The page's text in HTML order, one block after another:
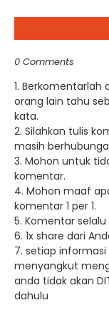
0 Comments
1.
orang lain tahu
kata.
2. Silahkan tulis
masih
3. Mohon untuk
komentar.
4. Mohon maaf
komentar 1 per 1.
5. Komentar
6. 1x share dari
7. setiap
menyangkut
anda tidak akan
dahulu